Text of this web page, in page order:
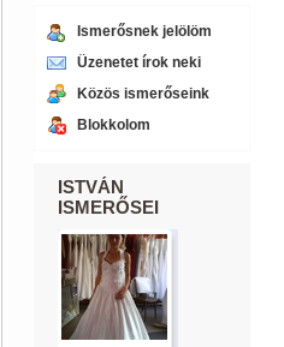
Ismerősnek jelölöm
Üzenetet írok neki
Közös ismerőseink
Blokkolom
ISTVÁN
ISMERŐSEI